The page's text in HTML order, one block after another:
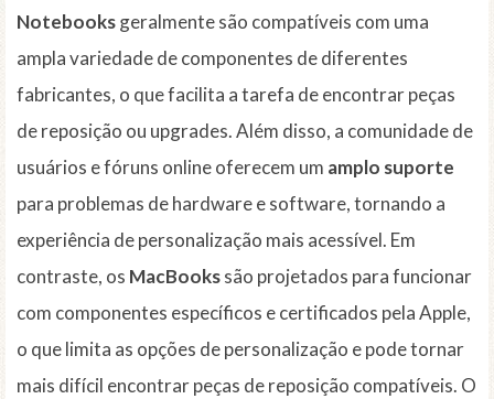
Notebooksgeralmente são compatíveis com uma
ampla variedade de componentes de diferentes
fabricantes, o que facilita a tarefa de encontrar peças
de reposição ou upgrades. Além disso, a comunidade de
usuários e fóruns online oferecem um amplo suporte
para problemas de hardware e software, tornando a
experiência de personalização mais acessível. Em
contraste, os MacBookssão projetados para funcionar
com componentes específicos e certificados pela Apple,
o que limita as opções de personalização e pode tornar
mais difícil encontrar peças de reposição compatíveis. O